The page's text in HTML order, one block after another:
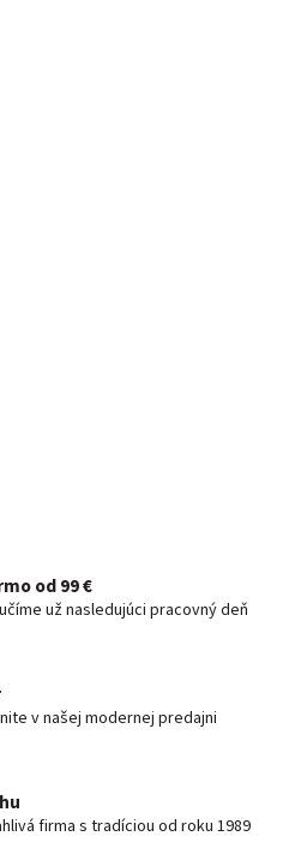
od 99 €
už nasledujúci pracovný deň
v našej modernej predajni
firma s tradíciou od roku 1989